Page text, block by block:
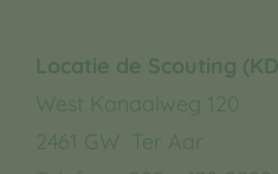
Locatie de Scouting
West Kanaalweg 120
2461 GW Ter Aar